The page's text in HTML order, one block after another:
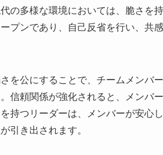
の多様な環境においては、脆さを
プンであり、自己反省を行い、共
を公にすることで、チームメンバ
信頼関係が強化されると、メンバ
持つリーダーは、メンバーが安心
引き出されます。